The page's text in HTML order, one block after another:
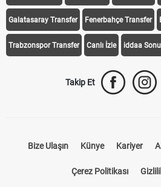
Galatasaray Transfer Fenerbahçe Transfer
Trabzonspor Transfer Canlı İzle iddaa
Takip Et
Bize Ulaşın Künye Kariyer
Çerez Politikası